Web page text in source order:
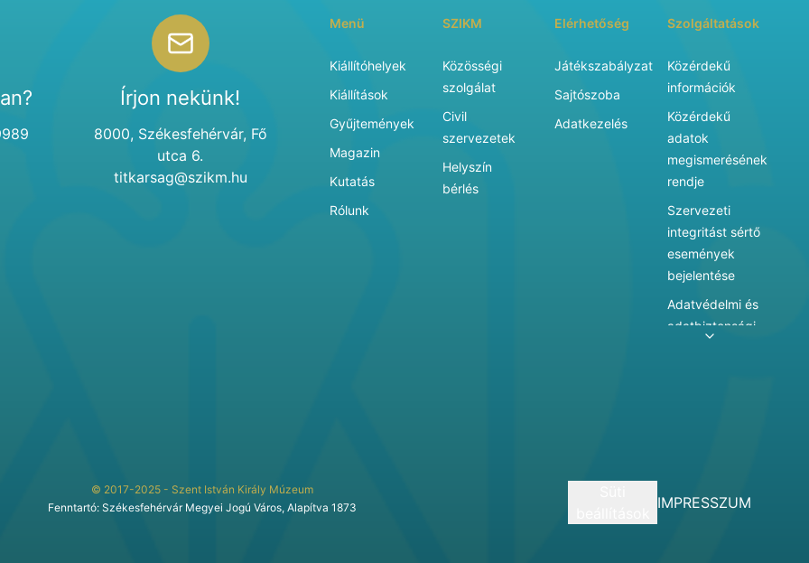
Írjon nekünk!
8000, Székesfehérvár, Fő
utca 6.
titkarsag@szikm.hu
Menü
Kiállítóhelyek
Kiállítások
Gyűjtemények
Magazin
Kutatás
Rólunk
SZIKM
Közösségi
szolgálat
Civil
szervezetek
Helyszín
bérlés
Elérhetőség
Játékszabályzat
Sajtószoba
Adatkezelés
Szolgáltatások
Közérdekű
információk
Közérdekű
adatok
megismerésének
rendje
Szervezeti
integritást sértő
események
bejelentése
Adatvédelmi és
adatbiztonsági
szolgáltatásai
© 2017-2025 - Szent István Király Múzeum
Fenntartó: Székesfehérvár Megyei Jogú Város, Alapítva 1873
IMPRESSZUM